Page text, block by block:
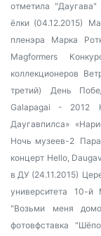
отметила "Даугава"
ёлки (04.12.2015)
пленэра Марка
Magformers
коллекционеров
третий)
День
Galapagai - 2012
Даугавпилса»
Ночь музеев-2
концерт Hello,
в ДУ (24.11.2015)
университета
10-й
"Возьми меня
фотовфставка